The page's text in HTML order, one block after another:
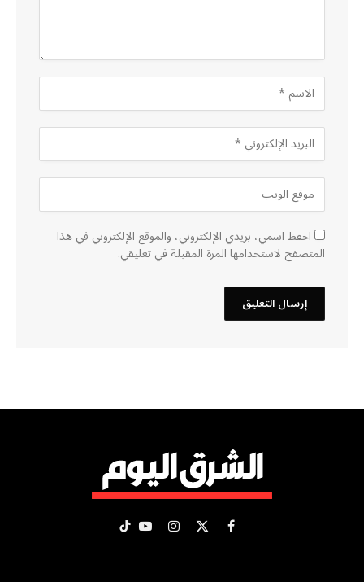
احفظ اسمي، بريدي الإلكتروني، والموقع الإلكتروني في هذا
المتصفح لاستخدامها المرة المقبلة في تعليقي.
فيسبوك
X الانستغراميوتيوبتيكتوك